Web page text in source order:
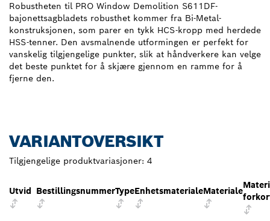
Robustheten til PRO Window Demolition S611DF-
bajonettsagbladets robusthet kommer fra Bi-Metal-
konstruksjonen, som parer en tykk HCS-kropp med herdede
HSS-tenner. Den avsmalnende utformingen er perfekt for
vanskelig tilgjengelige punkter, slik at håndverkere kan velge
det beste punktet for å skjære gjennom en ramme for å
fjerne den.
VARIANTOVERSIKT
Tilgjengelige produktvariasjoner: 4
Utvid BestillingsnummerTypeEnhetsmaterialeMateriale